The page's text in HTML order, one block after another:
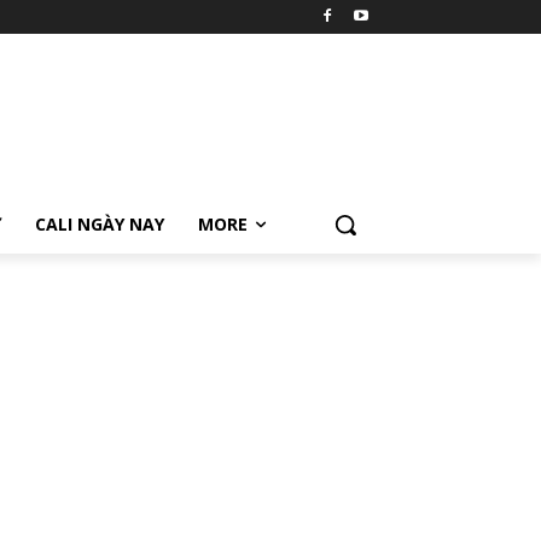
CALI NGÀY NAY MORE